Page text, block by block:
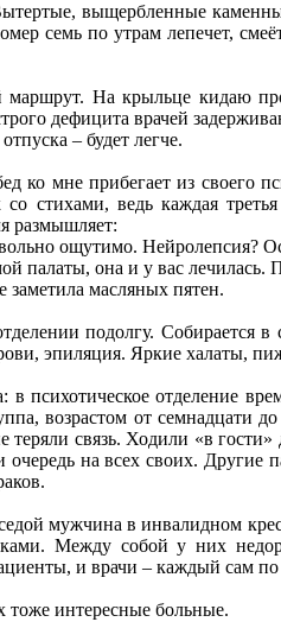
выщербленные
семь по утрам лепечет,
На крыльце кидаю
дефицита врачей
– будет легче.
ко мне прибегает из своего
стихами, ведь каждая
размышляет:
ощутимо. Нейролепсия?
палаты, она и у вас
масляных пятен.
подолгу. Собирается
эпиляция. Яркие халаты,
в психотическое отделение
возрастом от семнадцати
теряли связь. Ходили «в
очередь на всех своих.
мужчина в инвалидном
Между собой у них
и врачи – каждый сам по
тоже интересные больные.